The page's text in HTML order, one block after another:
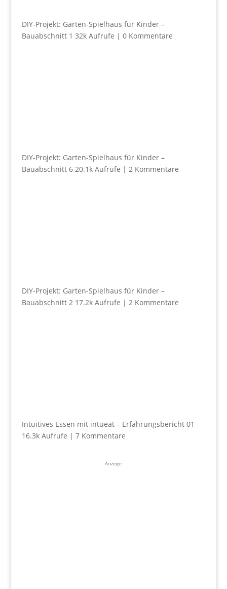
DIY-Projekt: Garten-Spielhaus für Kinder –
Bauabschnitt 1 32k Aufrufe | 0 Kommentare
DIY-Projekt: Garten-Spielhaus für Kinder –
Bauabschnitt 6 20.1k Aufrufe | 2 Kommentare
DIY-Projekt: Garten-Spielhaus für Kinder –
Bauabschnitt 2 17.2k Aufrufe | 2 Kommentare
Intuitives Essen mit intueat – Erfahrungsbericht 01
16.3k Aufrufe | 7 Kommentare
Anzeige